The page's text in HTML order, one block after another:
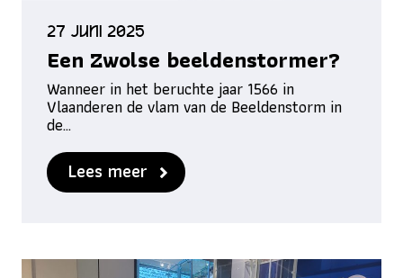
27 juni 2025
Een Zwolse beeldenstormer?
Wanneer in het beruchte jaar 1566 in
Vlaanderen de vlam van de Beeldenstorm in
de…
Lees meer